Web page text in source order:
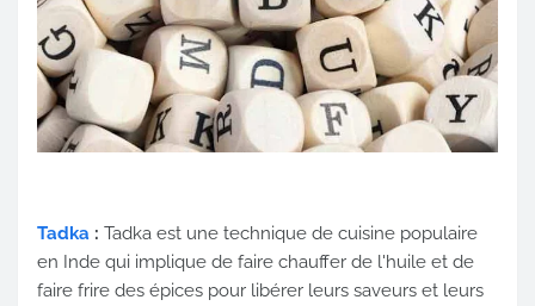
Tadka : Tadka est une technique de cuisine populaire
en Inde qui implique de faire chauffer de l'huile et de
faire frire des épices pour libérer leurs saveurs et leurs